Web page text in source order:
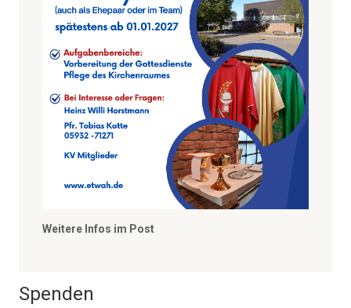
Weitere Infos im Post
Spenden